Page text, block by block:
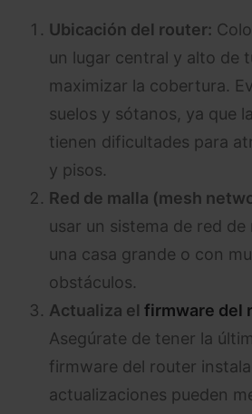
Ubicación del router:
un lugar central y alto de
maximizar la cobertura.
suelos y sótanos, ya que
tienen dificultades para
y pisos.
Red de malla (mesh
usar un sistema de red de
una casa grande o con
obstáculos.
Actualiza el firmware del
Asegúrate de tener la
firmware del router
actualizaciones pueden